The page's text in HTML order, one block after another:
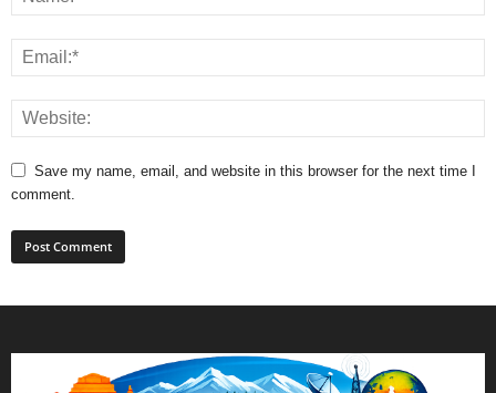
Save my name, email, and website in this browser for the next time I
comment.